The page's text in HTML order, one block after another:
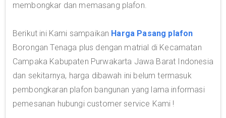
membongkar dan memasang plafon.
Berikut ini Kami sampaikan Harga Pasang plafon
Borongan Tenaga plus dengan matrial di Kecamatan
Campaka Kabupaten Purwakarta Jawa Barat Indonesia
dan sekitarnya, harga dibawah ini belum termasuk
pembongkaran plafon bangunan yang lama informasi
pemesanan hubungi customer service Kami !